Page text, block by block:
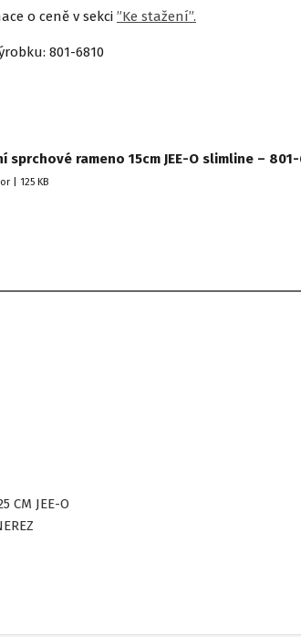
o ceně v sekci ”Ke stažení”.
801-6810
sprchové rameno 15cm JEE-O slimline – 801-
| 125 KB
CM JEE-O